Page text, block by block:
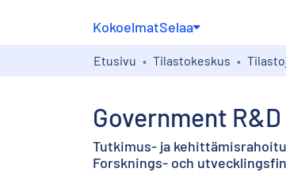
KokoelmatSelaa
Etusivu Tilastokeskus
Government
Tutkimus- ja
Forsknings- och